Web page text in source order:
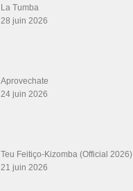
La Tumba
28 juin 2026
Aprovechate
24 juin 2026
Teu Feitiço-Kizomba (Official 2026)
21 juin 2026